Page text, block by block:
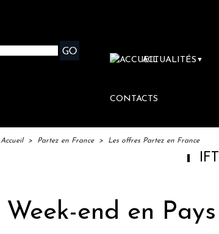
ACTUALITÉS ▼
CONTACTS
Accueil > Partez en France > Les offres Partez en France
IFTM :
Week-end en